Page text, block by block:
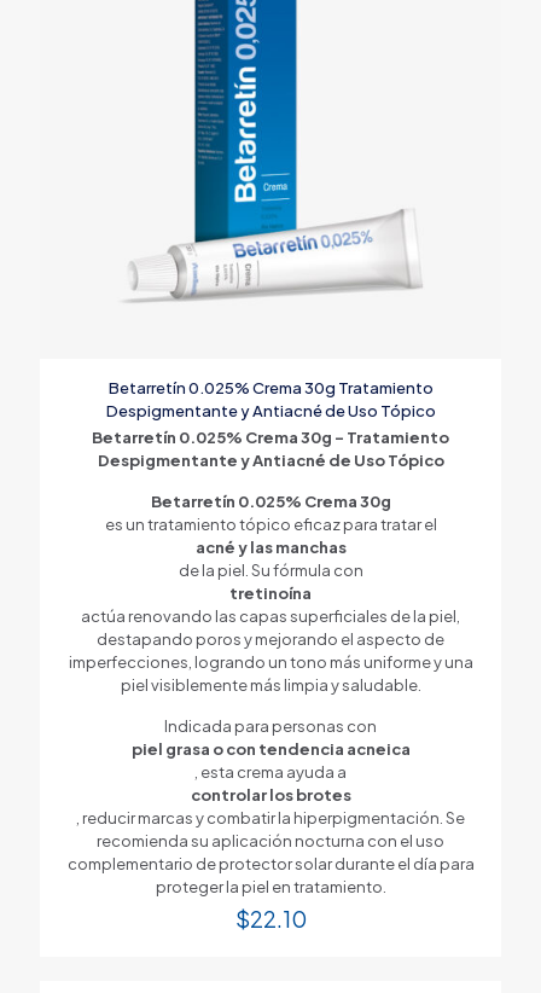
Betarretín 0.025% Crema 30g Tratamiento
Despigmentante y Antiacné de Uso Tópico
Betarretín 0.025% Crema 30g – Tratamiento
Despigmentante y Antiacné de Uso Tópico
Betarretín 0.025% Crema 30g
es un tratamiento tópico eficaz para tratar el
acné y las manchas
de la piel. Su fórmula con
tretinoína
actúa renovando las capas superficiales de la piel,
destapando poros y mejorando el aspecto de
imperfecciones, logrando un tono más uniforme y una
piel visiblemente más limpia y saludable.
Indicada para personas con
piel grasa o con tendencia acneica
, esta crema ayuda a
controlar los brotes
, reducir marcas y combatir la hiperpigmentación. Se
recomienda su aplicación nocturna con el uso
complementario de protector solar durante el día para
proteger la piel en tratamiento.
$22.10